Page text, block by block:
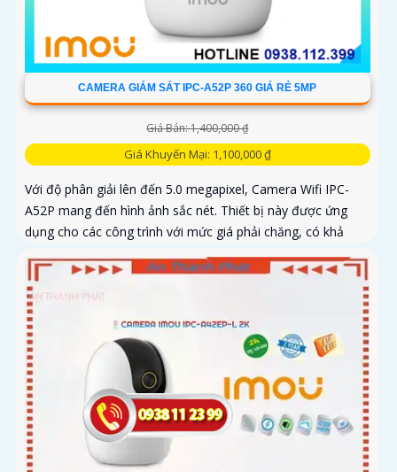
CAMERA GIÁM SÁT IPC-A52P 360 GIÁ RẺ 5MP
Giá Bán: 1,400,000 ₫
Giá Khuyến Mại: 1,100,000 ₫
Với độ phân giải lên đến 5.0 megapixel, Camera Wifi IPC-
A52P mang đến hình ảnh sắc nét. Thiết bị này được ứng
dụng cho các công trình với mức giá phải chăng, có khả
năng quan...